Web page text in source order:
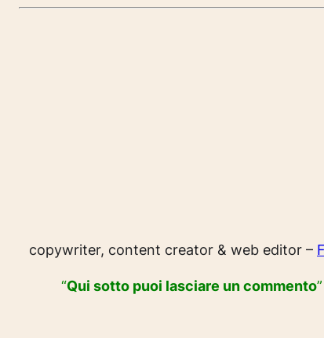
copywriter, content creator & web editor –
“Qui sotto puoi lasciare un commento